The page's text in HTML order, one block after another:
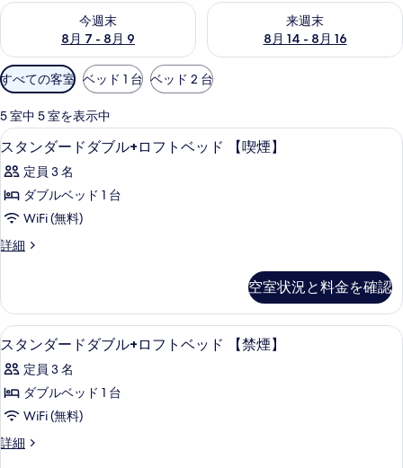
今週末
8月 7 - 8月 9
今週末 8月 7 - 8月 9 の空室状況をチェック
来週末
8月 14 - 8月 16
来週末 8月 14 - 8月 16 の空室
利
用
可
能
な
客
室
の
り
条
件
すべての客室 ベッド 1 台 ベッド 2 台
5 室中 5 室を表示中
ス
タ
ン
ダ
ド
ブ
ル
+ロ
フ
ト
ベ
ッ
羽毛の掛け布団、デスク、ノートパ
1
スタンダードダブル+ロフトベッド 【喫煙】
定員 3 名
ダブルベッド 1 台
WiFi (無料)
詳細
ス
ー
ド
ダ
ル
+ロ
ト
ベ
ッ
空室状況と料金を確認
ス
タ
ン
ダ
ド
羽毛の掛け布団、デスク、ノートパ
1
スタンダードダブル+ロフトベッド 【禁煙】
定員 3 名
ダブルベッド 1 台
WiFi (無料)
詳細
ス